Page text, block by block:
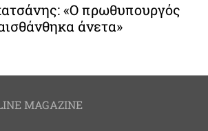
«Ο πρωθυπουργός
άνετα»
MAGAZINE